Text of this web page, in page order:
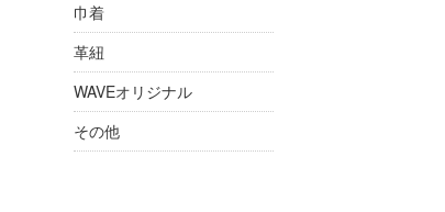
巾着
革紐
WAVEオリジナル
その他